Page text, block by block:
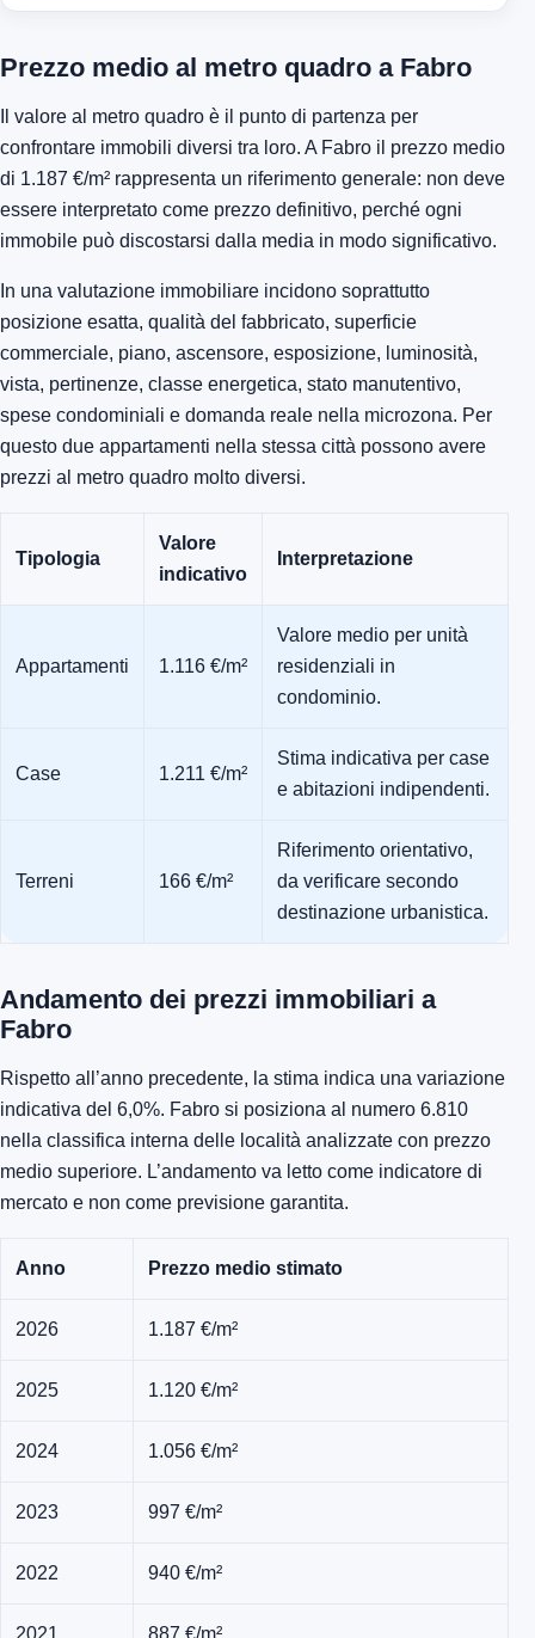
Prezzo medio al metro quadro a Fabro
Il valore al metro quadro è il punto di partenza per
confrontare immobili diversi tra loro. A Fabro il prezzo medio
di 1.187 €/m² rappresenta un riferimento generale: non deve
essere interpretato come prezzo definitivo, perché ogni
immobile può discostarsi dalla media in modo significativo.
In una valutazione immobiliare incidono soprattutto
posizione esatta, qualità del fabbricato, superficie
commerciale, piano, ascensore, esposizione, luminosità,
vista, pertinenze, classe energetica, stato manutentivo,
spese condominiali e domanda reale nella microzona. Per
questo due appartamenti nella stessa città possono avere
prezzi al metro quadro molto diversi.
Tipologia
Valore
indicativo
Interpretazione
Appartamenti 1.116 €/m²
Valore medio per unità
residenziali in
condominio.
Case 1.211 €/m²
Stima indicativa per case
e abitazioni indipendenti.
Terreni 166 €/m²
Riferimento orientativo,
da verificare secondo
destinazione urbanistica.
Andamento dei prezzi immobiliari a
Fabro
Rispetto all’anno precedente, la stima indica una variazione
indicativa del 6,0%. Fabro si posiziona al numero 6.810
nella classifica interna delle località analizzate con prezzo
medio superiore. L’andamento va letto come indicatore di
mercato e non come previsione garantita.
Anno Prezzo medio stimato
2026 1.187 €/m²
2025 1.120 €/m²
2024 1.056 €/m²
2023 997 €/m²
2022 940 €/m²